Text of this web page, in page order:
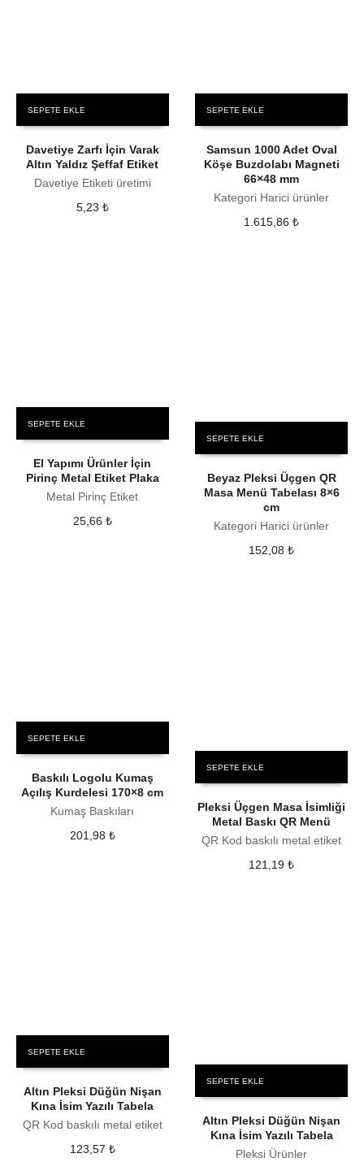
SEPETE EKLE
Davetiye Zarfı İçin Varak
Altın Yaldız Şeffaf Etiket
Davetiye Etiketi üretimi
5,23 ₺
SEPETE EKLE
Samsun 1000 Adet Oval
Köşe Buzdolabı Magneti
66×48 mm
Kategori Harici ürünler
1.615,86₺
SEPETE EKLE
El Yapımı Ürünler İçin
Pirinç Metal Etiket Plaka
Metal Pirinç Etiket
25,66 ₺
SEPETE EKLE
Beyaz Pleksi Üçgen QR
Masa Menü Tabelası 8×6
cm
Kategori Harici ürünler
152,08₺
SEPETE EKLE
Baskılı Logolu Kumaş
Açılış Kurdelesi 170×8 cm
Kumaş Baskıları
201,98 ₺
SEPETE EKLE
Pleksi Üçgen Masa İsimliği
Metal Baskı QR Menü
QR Kod baskılı metal etiket
121,19₺
SEPETE EKLE
Altın Pleksi Düğün Nişan
Kına İsim Yazılı Tabela
QR Kod baskılı metal etiket
123,57 ₺
SEPETE EKLE
Altın Pleksi Düğün Nişan
Kına İsim Yazılı Tabela
Pleksi Ürünler